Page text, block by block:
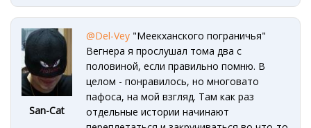
San-Cat
@Del-Vey "Меекханского пограничья"
Вегнера я прослушал тома два с
половиной, если правильно помню. В
целом - понравилось, но многовато
пафоса, на мой взгляд. Там как раз
отдельные истории начинают